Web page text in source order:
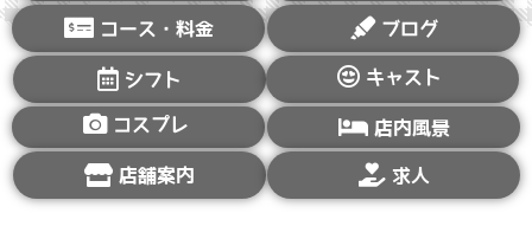
コース・料金 ブログ
シフト キャスト
コスプレ 店内風景
店舗案内 求人